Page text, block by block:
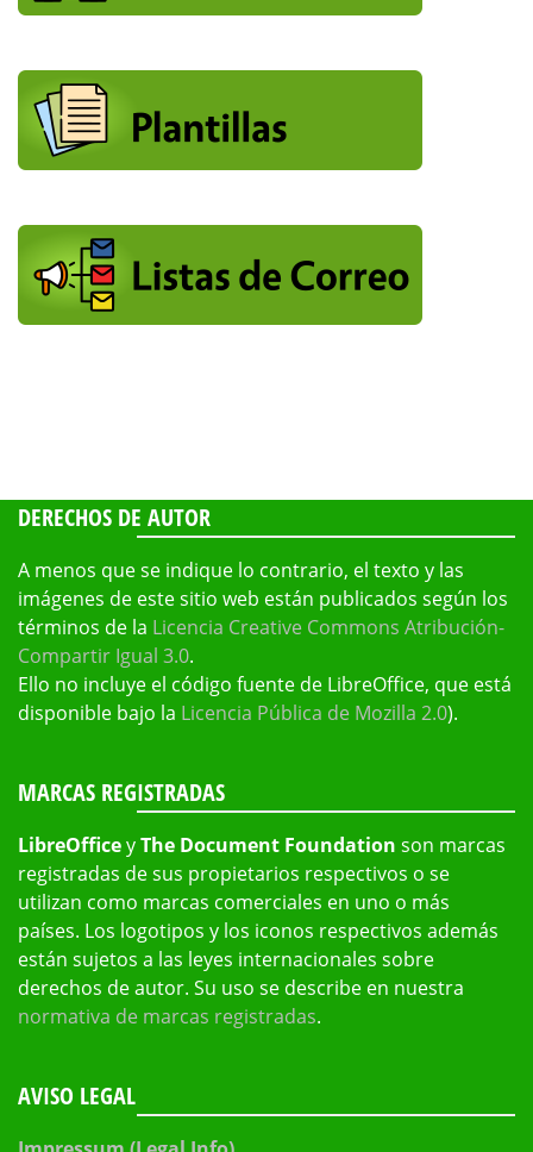
DERECHOS DE AUTOR
A menos que se indique lo contrario, el texto y las
imágenes de este sitio web están publicados según los
términos de la Licencia Creative Commons Atribución-
Compartir Igual 3.0.
Ello no incluye el código fuente de LibreOffice, que está
disponible bajo la Licencia Pública de Mozilla 2.0).
MARCAS REGISTRADAS
LibreOfficeyThe Document Foundation son marcas
registradas de sus propietarios respectivos o se
utilizan como marcas comerciales en uno o más
países. Los logotipos y los iconos respectivos además
están sujetos a las leyes internacionales sobre
derechos de autor. Su uso se describe en nuestra
normativa de marcas registradas.
AVISO LEGAL